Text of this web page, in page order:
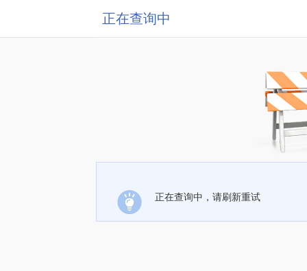
正在查询中
正在查询中，请刷新重试